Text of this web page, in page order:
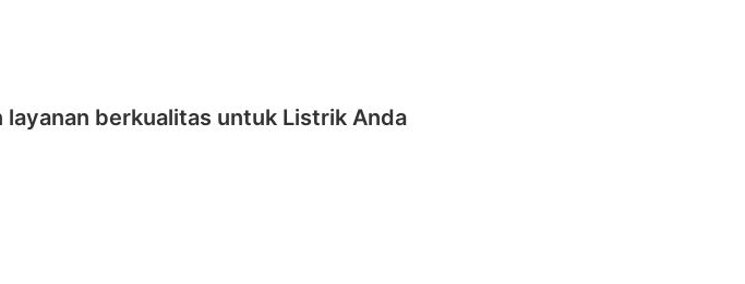
berkualitas untuk Listrik Anda